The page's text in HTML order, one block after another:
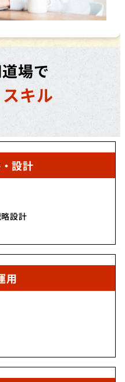
場で
キル
設計
設計
用